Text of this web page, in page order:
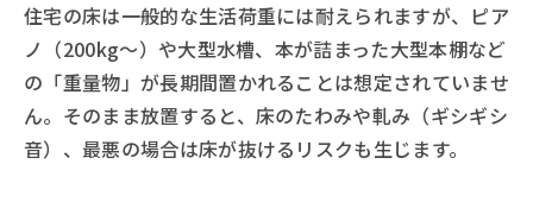
住宅の床は一般的な生活荷重には耐えられますが、ピア
ノ（200kg〜）や大型水槽、本が詰まった大型本棚など
の「重量物」が長期間置かれることは想定されていませ
ん。そのまま放置すると、床のたわみや軋み（ギシギシ
音）、最悪の場合は床が抜けるリスクも生じます。